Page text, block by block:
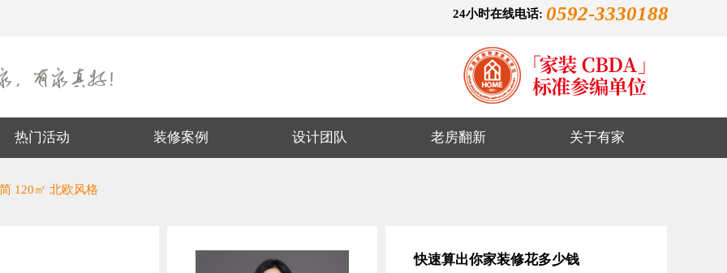
24小时在线电话: 0592-3330188
热门活动 装修案例 设计团队 老房翻新 关于有家
120㎡ 北欧风格
快速算出你家装修花多少钱